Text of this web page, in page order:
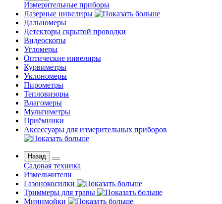
Измерительные приборы
Лазерные нивелиры
Дальномеры
Детекторы скрытой проводки
Видеоскопы
Угломеры
Оптические нивелиры
Курвиметры
Уклономеры
Пирометры
Тепловизоры
Влагомеры
Мультиметры
Приёмники
Аксессуары для измерительных приборов
Назад
Садовая техника
Измельчители
Газонокосилки
Триммеры для травы
Минимойки